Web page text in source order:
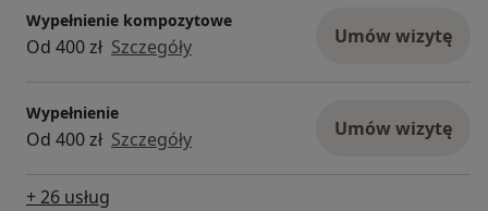
Stomatologicznej w naszych gabinetach
wykonywane są zabiegi profilaktyczne, leczenie
zachowawcze, leczenie protetyczne,
ortodontyczne, pełna i bezpieczna procedura
leczenia kanałowego pod mikroskopem, leczenie
chirurgiczne i implantologiczne.
Nasi dentyści działając zgodnie z tym systemem
Wypełnienie kompozytowe
Od 400 zł Szczegóły Umów wizytę
Wypełnienie
Od 400 zł Szczegóły Umów wizytę
+ 26 usług